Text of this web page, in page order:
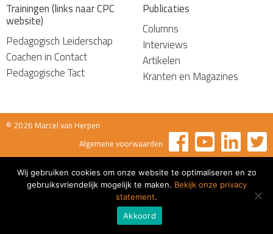
Trainingen (links naar CPC
website)
Pedagogisch Leiderschap
Coachen in Contact
Pedagogische Tact
Publicaties
Columns
Interviews
Artikelen
Kranten en Magazines
© 2026 Marcel van Herpen
Algemene voorwaarden
Wij gebruiken cookies om onze website te optimaliseren en zo
gebruiksvriendelijk mogelijk te maken. Bekijk onze privacy
statement.
Akkoord